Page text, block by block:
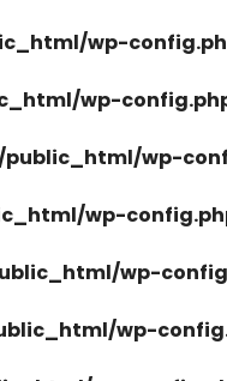
wp-
wp-
wp-
wp-
wp-
wp-